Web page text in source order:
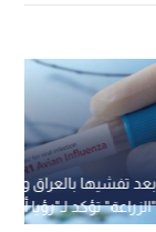
بعد تفشيها بالعراق
"الزراعة" تؤكد لـ"رؤيا